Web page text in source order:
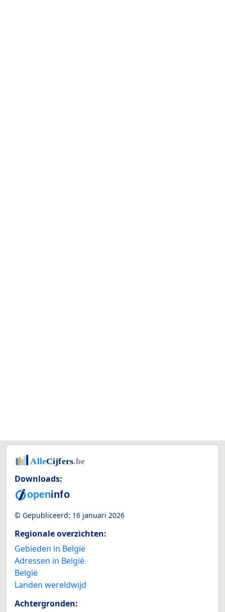
Downloads:
© Gepubliceerd: 16 januari 2026
Regionale overzichten:
Gebieden in België
Adressen in België
België
Landen wereldwijd
Achtergronden: